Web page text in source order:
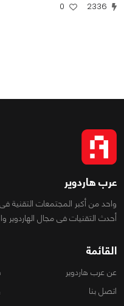
2336
0
عرب هاردوير
واحد من أكبر المجتمعات
أحدث التقنيات فى مجال الهاردوير
القائمة
عن عرب هاردوير
اتصل بنا